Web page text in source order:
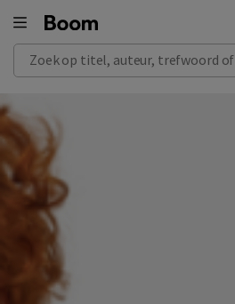
Zoek op titel, auteur, trefwoord of ISBN